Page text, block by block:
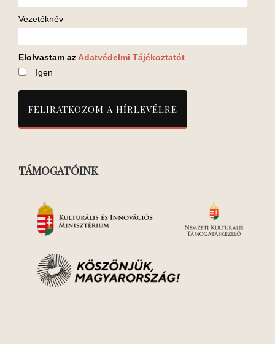
Vezetéknév
Elolvastam azAdatvédelmi Tájékoztatót
Igen
TÁMOGATÓINK